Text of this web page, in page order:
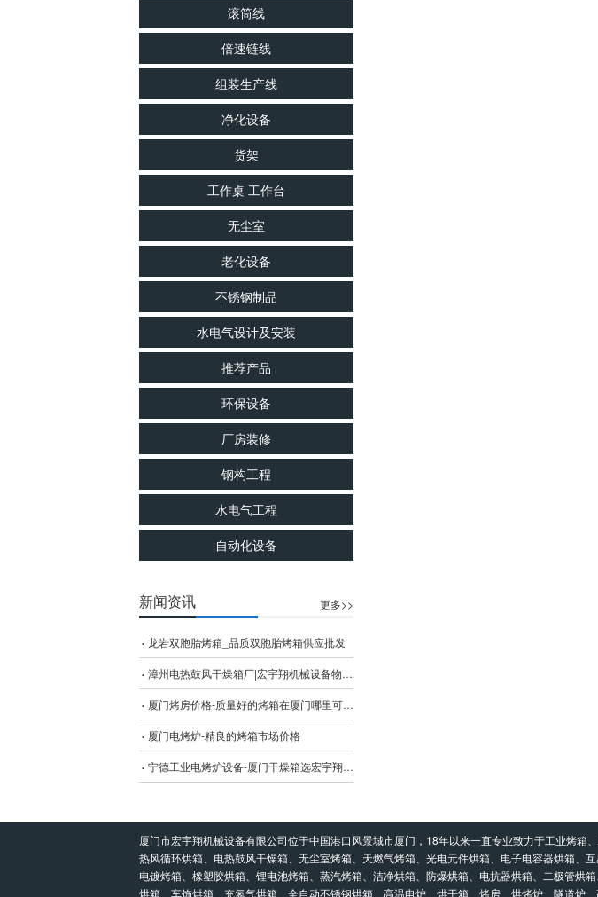
输送机
包装线
防滑输送线
印刷烘干线
滚筒线
倍速链线
组装生产线
净化设备
货架
工作桌 工作台
无尘室
老化设备
不锈钢制品
水电气设计及安装
推荐产品
环保设备
厂房装修
钢构工程
水电气工程
自动化设备
新闻资讯 更多>>
龙岩双胞胎烤箱_品质双胞胎烤箱供应批发
漳州电热鼓风干燥箱厂|宏宇翔机械设备物超所值的电热鼓风干燥箱出售
厦门烤房价格-质量好的烤箱在厦门哪里可以买到
厦门电烤炉-精良的烤箱市场价格
宁德工业电烤炉设备-厦门干燥箱选宏宇翔机械设备_价格优惠
厦门市宏宇翔机械设备有限公司位于中国港口风景城市厦门，18年以来一直专业致力于工业烤箱
热风循环烘箱、电热鼓风干燥箱、无尘室烤箱、天燃气烤箱、光电元件烘箱、电子电容器烘箱、
电镀烤箱、橡塑胶烘箱、锂电池烤箱、蒸汽烤箱、洁净烘箱、防爆烘箱、电抗器烘箱、二极管烘
烘箱、车饰烘箱、充氮气烘箱、全自动不锈钢烘箱、高温电炉、烘干箱、烤房、烘烤炉、隧道炉